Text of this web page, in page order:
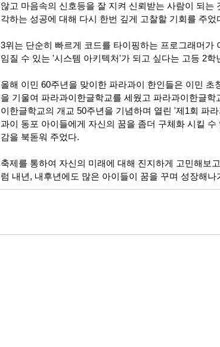
않고 마음속의 신호등을 잘 지켜 신뢰받는 사람이 되는
각하는 성공에 대해 다시 한번 깊게 고찰할 기회를 주었
3위는 단순히 빠르게 코드를 타이핑하는 프로그래머가
임질 수 있는 '시스템 아키텍처'가 되고 싶다는 고등 2
올해 이민 60주년을 맞이한 파라과이 한인들은 이민
을 기울여 파라과이한글학교를 세웠고 파라과이한글학
이한글학교의 개교 50주년을 기념하며 열린 '제1회 파
과이 동포 아이들에게 자신의 꿈을 좀더 구체화 시킬
감을 북돋워 주었다.
축제를 통하여 자신의 미래에 대해 진지하게 고민해보
럼 내년, 내후년에도 많은 아이들이 꿈을 꾸며 성장해나